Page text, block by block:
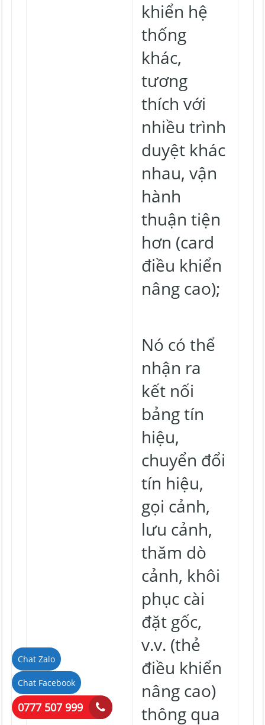
khiển hệ
thống
khác,
tương
thích với
nhiều trình
duyệt khác
nhau, vận
hành
thuận tiện
hơn (card
điều khiển
nâng cao);
Nó có thể
nhận ra
kết nối
bảng tín
hiệu,
chuyển đổi
tín hiệu,
gọi cảnh,
lưu cảnh,
thăm dò
cảnh, khôi
phục cài
đặt gốc,
v.v. (thẻ
điều khiển
nâng cao)
thông qua
Chat Zalo
Chat Facebook
0777 507 999